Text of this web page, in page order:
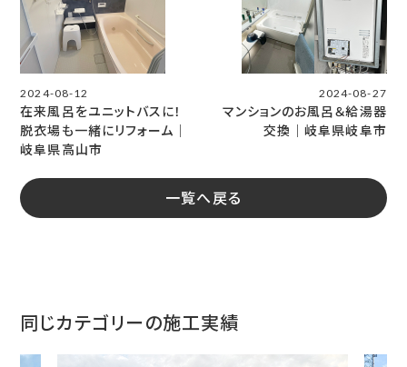
2024-08-12
在来風呂をユニットバスに！
脱衣場も一緒にリフォーム│
岐阜県高山市
一覧へ戻る
2024-08-27
マンションのお風呂＆給湯器
交換｜岐阜県岐阜市
同じカテゴリーの施工実績